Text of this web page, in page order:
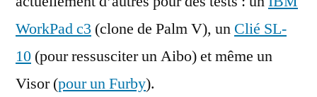
WorkPad c3 (clone de Palm V), un Clié SL-
10 (pour ressusciter un Aibo) et même un
Visor (pour un Furby).